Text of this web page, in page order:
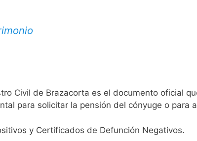
Civil de Brazacorta es el documento oficial
para solicitar la pensión del cónyuge o para
y Certificados de Defunción Negativos.